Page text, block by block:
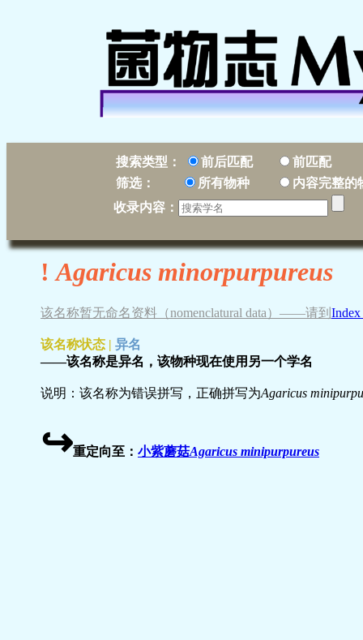
搜索类型： 前后匹配
前匹配
筛选：
所有物种
内容完整的
收录内容：
!Agaricus minorpurpureus
该名称暂无命名资料（nomenclatural data）——请到 Index
该名称状态 | 异名
——该名称是异名，该物种现在使用另一个学名
说明：该名称为错误拼写，正确拼写为Agaricus
↪重定向至： 小紫蘑菇Agaricus minipurpureus